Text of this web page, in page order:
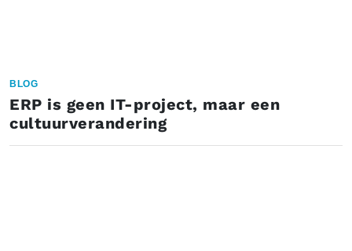
BLOG
ERP is geen IT-project, maar een
cultuurverandering